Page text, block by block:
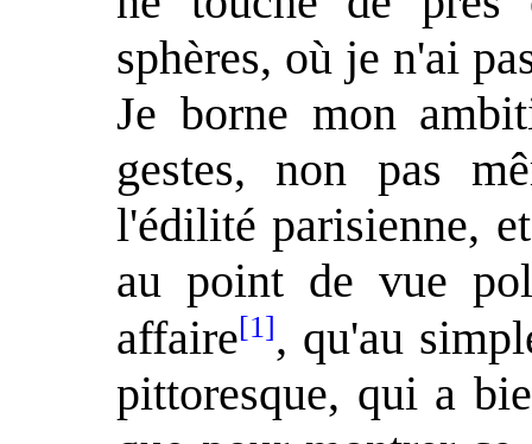
sphères, où je n'ai
Je borne mon
gestes, non pas
l'édilité parisienne,
au point de vue
affaire[1], qu'au
pittoresque, qui a